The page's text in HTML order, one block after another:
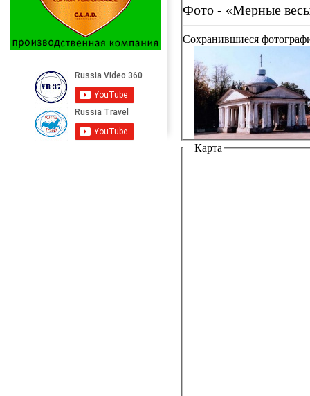
Фото - «Мерные
Сохранившиеся
Карта